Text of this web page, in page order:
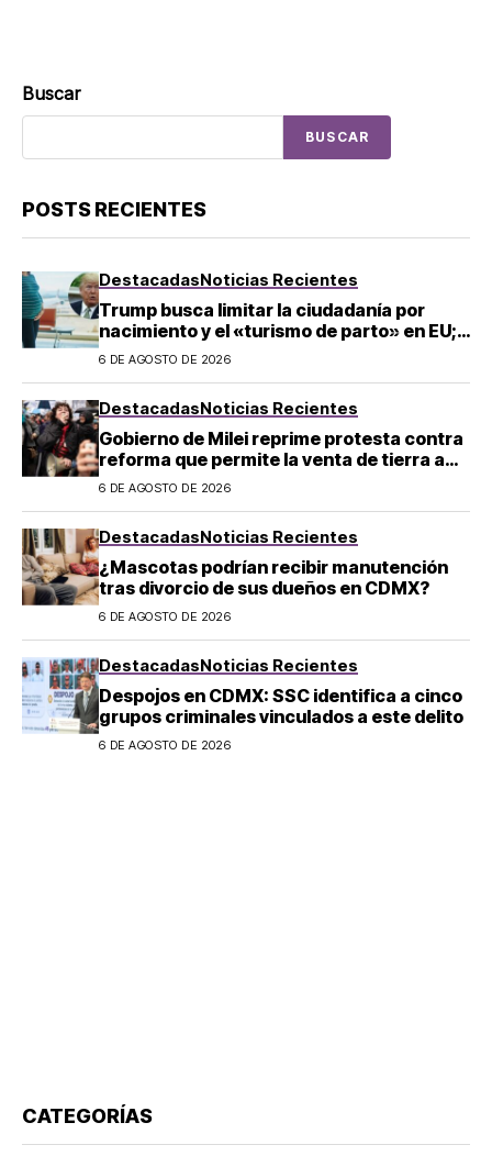
Buscar
BUSCAR
POSTS RECIENTES
DestacadasNoticias Recientes
Trump busca limitar la ciudadanía por
nacimiento y el «turismo de parto» en EU;
¿a quién afecta?
6 DE AGOSTO DE 2026
DestacadasNoticias Recientes
Gobierno de Milei reprime protesta contra
reforma que permite la venta de tierra a
extranjeros en Argentina
6 DE AGOSTO DE 2026
DestacadasNoticias Recientes
¿Mascotas podrían recibir manutención
tras divorcio de sus dueños en CDMX?
6 DE AGOSTO DE 2026
DestacadasNoticias Recientes
Despojos en CDMX: SSC identifica a cinco
grupos criminales vinculados a este delito
6 DE AGOSTO DE 2026
CATEGORÍAS